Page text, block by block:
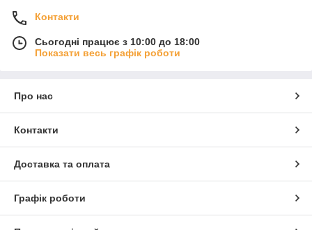
Контакти
Сьогодні працює з 10:00 до 18:00
Показати весь графік роботи
Про нас
Контакти
Доставка та оплата
Графік роботи